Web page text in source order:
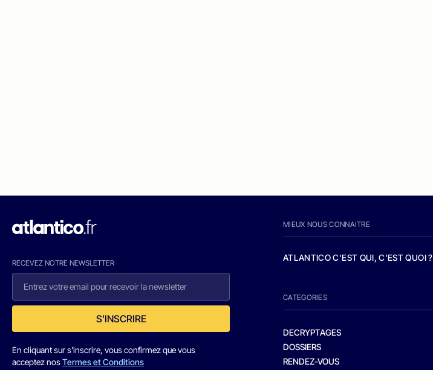
RECEVEZ NOTRE NEWSLETTER
S'INSCRIRE
En cliquant sur s'inscrire, vous confirmez que vous
acceptez nosTermes et Conditions
MIEUX NOUS CONNAITRE
ATLANTICO C'EST QUI, C'EST QUOI ?
CATEGORIES
DECRYPTAGES
DOSSIERS
RENDEZ-VOUS